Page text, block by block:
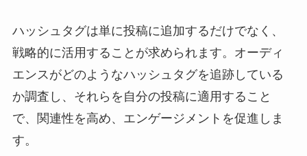
ハッシュタグは単に投稿に追加するだけでなく、
戦略的に活用することが求められます。オーディ
エンスがどのようなハッシュタグを追跡している
か調査し、それらを自分の投稿に適用すること
で、関連性を高め、エンゲージメントを促進しま
す。